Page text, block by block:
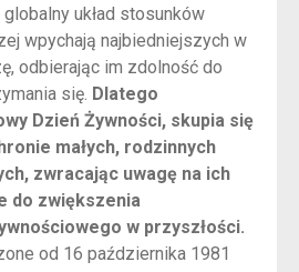
układ stosunków
wpychają najbiedniejszych w
odbierając im zdolność do
się. Dlatego
Dzień Żywności, skupia się
małych, rodzinnych
zwracając uwagę na ich
do zwiększenia
w przyszłości.
od 16 października 1981